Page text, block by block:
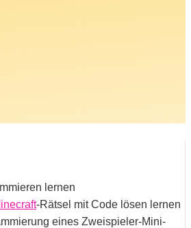
lernen
-Rätsel mit Code lösen lernen
eines Zweispieler-Mini-